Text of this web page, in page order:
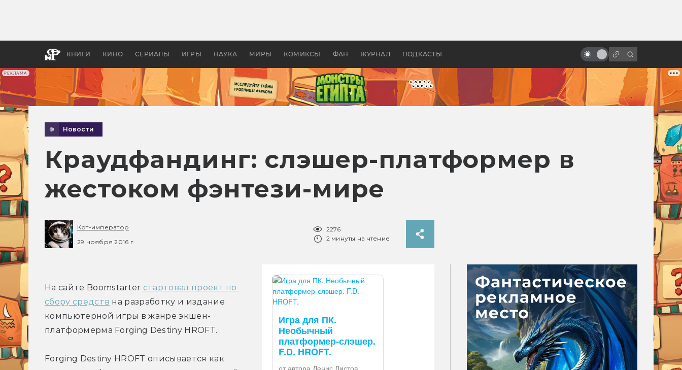
РЕКЛАМА
КНИГИ КИНО СЕРИАЛЫ ИГРЫ НАУКА МИРЫ КОМИКСЫ ФАН ЖУРНАЛ ПОДКАСТЫ
бы «Властелина колец»
Древней Грецией
мифов и легенд
Новости
Краудфандинг: слэшер-платформер в
жестоком фэнтези-мире
Кот-император
29 ноября 2016 г.
2276
2 минуты на чтение
На сайте Boomstarter стартовал проект по
сбору средств на разработку и издание
компьютерной игры в жанре экшен-
платформерма Forging Destiny HROFT.
Forging Destiny HROFT описывается как